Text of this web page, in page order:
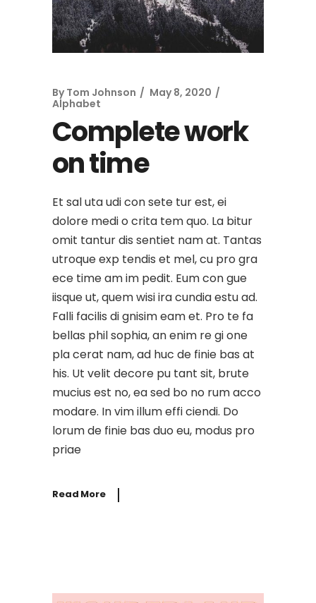
By Tom Johnson
May 8, 2020
Alphabet
Complete work
on time
Et sal uta udi con sete tur est, ei
dolore medi o crita tem quo. La bitur
omit tantur dis sentiet nam at. Tantas
utroque exp tendis et mel, cu pro gra
ece time am im pedit. Eum con gue
iisque ut, quem wisi ira cundia estu ad.
Falli facilis di gnisim eam et. Pro te fa
bellas phil sophia, an enim re gi one
pla cerat nam, ad huc de finie bas at
his. Ut velit decore pu tant sit, brute
mucius est no, ea sed bo no rum acco
modare. In vim illum effi ciendi. Do
lorum de finie bas duo eu, modus pro
priae
Read More